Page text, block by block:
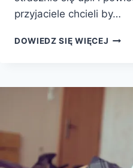
przyjaciele chcieli by…
DOWIEDZ SIĘ WIĘCEJ